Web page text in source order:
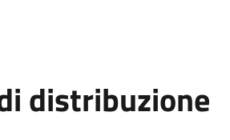
distribuzione